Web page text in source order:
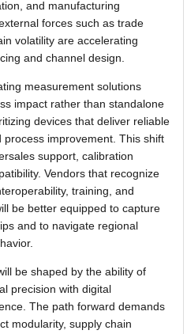
and manufacturing
forces such as trade
volatility are accelerating
and channel design.
measurement solutions
impact rather than standalone
devices that deliver reliable
improvement. This shift
support, calibration
Vendors that recognize
training, and
be better equipped to capture
and to navigate regional
be shaped by the ability of
precision with digital
The path forward demands
modularity, supply chain